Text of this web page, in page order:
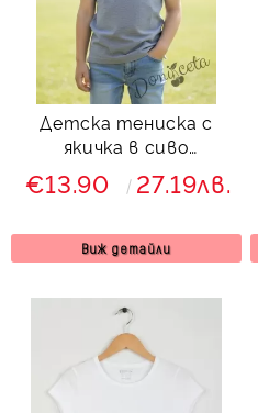
Детска тениска с
якичка в сиво
подходяща за момче
или момиче и за
€13.90 27.19лв.
Виж детайли